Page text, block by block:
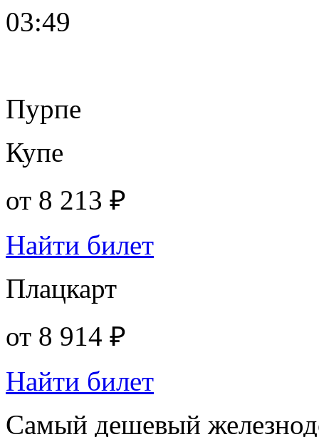
03:49
Пурпе
Купе
от 8 213 ₽
Найти билет
Плацкарт
от 8 914 ₽
Найти билет
Самый дешевый